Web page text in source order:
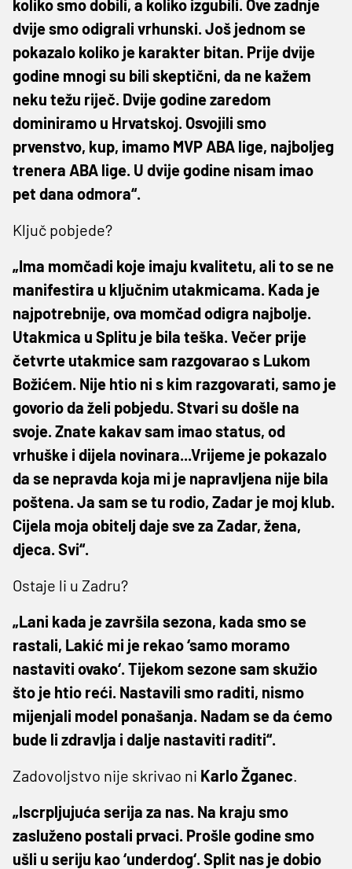
koliko smo dobili, a koliko izgubili. Ove zadnje
dvije smo odigrali vrhunski. Još jednom se
pokazalo koliko je karakter bitan. Prije dvije
godine mnogi su bili skeptični, da ne kažem
neku težu riječ. Dvije godine zaredom
dominiramo u Hrvatskoj. Osvojili smo
prvenstvo, kup, imamo MVP ABA lige, najboljeg
trenera ABA lige. U dvije godine nisam imao
pet dana odmora“.
Ključ pobjede?
„Ima momčadi koje imaju kvalitetu, ali to se ne
manifestira u ključnim utakmicama. Kada je
najpotrebnije, ova momčad odigra najbolje.
Utakmica u Splitu je bila teška. Večer prije
četvrte utakmice sam razgovarao s Lukom
Božićem. Nije htio ni s kim razgovarati, samo je
govorio da želi pobjedu. Stvari su došle na
svoje. Znate kakav sam imao status, od
vrhuške i dijela novinara...Vrijeme je pokazalo
da se nepravda koja mi je napravljena nije bila
poštena. Ja sam se tu rodio, Zadar je moj klub.
Cijela moja obitelj daje sve za Zadar, žena,
djeca. Svi“.
Ostaje li u Zadru?
„Lani kada je završila sezona, kada smo se
rastali, Lakić mi je rekao ‘samo moramo
nastaviti ovako‘. Tijekom sezone sam skužio
što je htio reći. Nastavili smo raditi, nismo
mijenjali model ponašanja. Nadam se da ćemo
bude li zdravlja i dalje nastaviti raditi“.
Zadovoljstvo nije skrivao ni Karlo Žganec.
„Iscrpljujuća serija za nas. Na kraju smo
zasluženo postali prvaci. Prošle godine smo
ušli u seriju kao ‘underdog‘. Split nas je dobio